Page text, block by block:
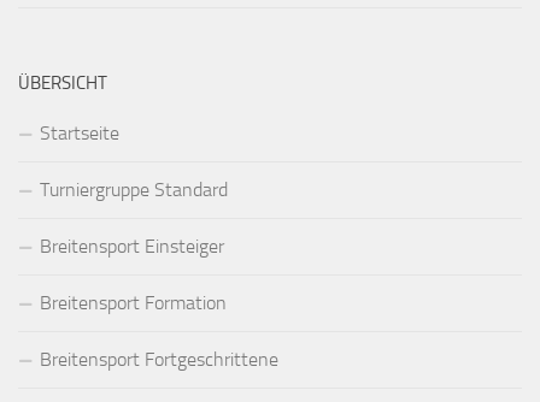
ÜBERSICHT
Startseite
Turniergruppe Standard
Breitensport Einsteiger
Breitensport Formation
Breitensport Fortgeschrittene